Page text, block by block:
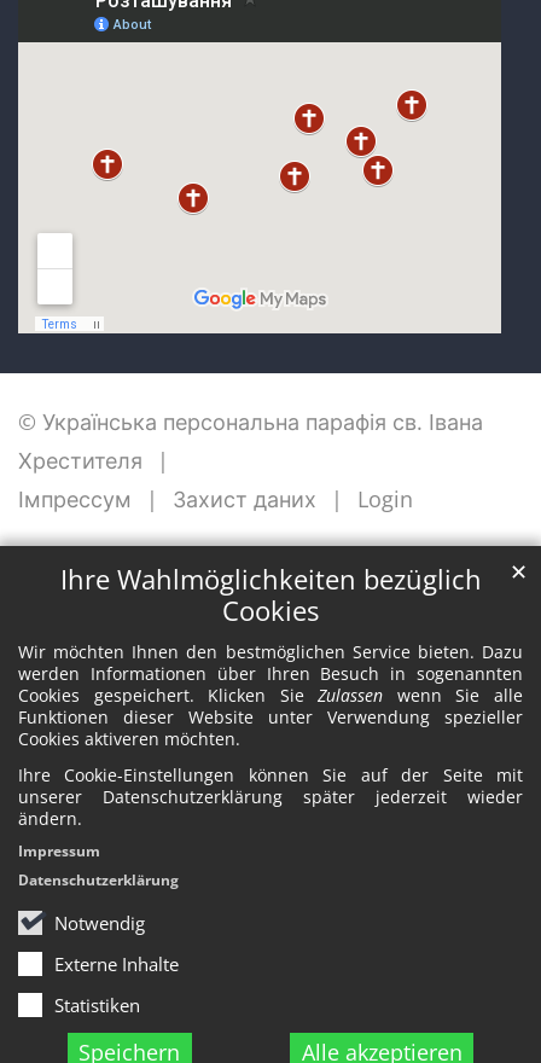
Ihre Wahlmöglichkeiten bezüglich
Cookies
Wir möchten Ihnen den bestmöglichen Service bieten. Dazu
werden Informationen über Ihren Besuch in sogenannten
Cookies gespeichert. Klicken SieZulassen wenn Sie alle
Funktionen dieser Website unter Verwendung spezieller
Cookies aktiveren möchten.
Ihre Cookie-Einstellungen können Sie auf der Seite mit
unserer Datenschutzerklärung später jederzeit wieder
ändern.
Notwendig
Externe Inhalte
Statistiken
Speichern Alle akzeptieren
✕
Impressum
Datenschutzerklärung
© Українська персональна парафія св. Івана
Хрестителя
Імпрессум
Захист даних Login